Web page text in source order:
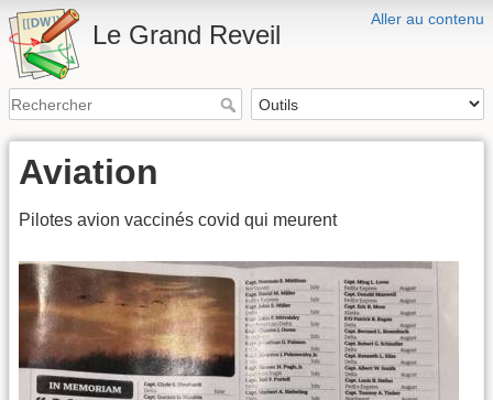
Aller au contenu
Le Grand Reveil
Aviation
Pilotes avion vaccinés covid qui meurent